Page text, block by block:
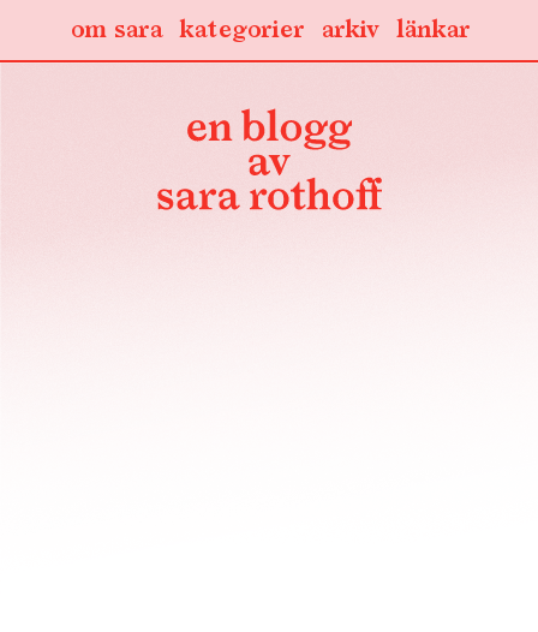
länkar
arkiv
kategorier
om sara